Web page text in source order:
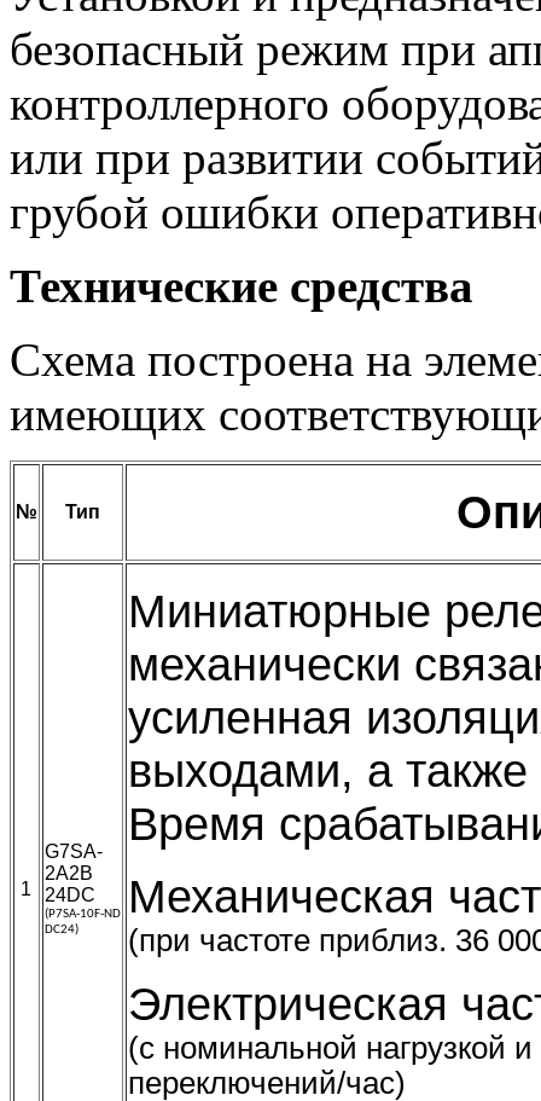
безопасный режим при
контроллерного
или при развитии
грубой ошибки
Технические средства
Схема построена на
имеющих
№ Тип
1
G7SA-
2A2B
24DC
(P7SA-10F-ND
DC24)
Миниатюрные
механически
усиленная
выходами, а
Время
Механическая
(при частоте приблиз. 36
Электрическая
(с номинальной нагрузкой
переключений/час)